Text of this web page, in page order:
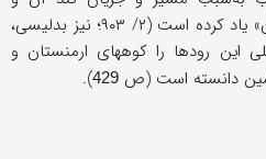
سیلابهایش، به‌عنوان «زاب‌المجنون» یاد کرده است (۲/ ۹۰۳؛ نیز بدلیسی،
اصلی این رودها را کوههای ارمنستان و
دانسته است (ص 429
).